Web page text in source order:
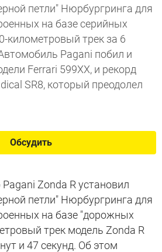
петли" Нюрбургринга для
на базе серийных
километровый трек за 6
Pagani побил и
Ferrari 599XX, и рекорд
SR8, который преодолел
Обсудить
Zonda R установил
петли" Нюрбургринга для
на базе "дорожных
трек модель Zonda R
и 47 секунд. Об этом